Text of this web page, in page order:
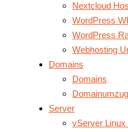
Nextcloud
WordPress
WordPress
Webhosting
Domains
Domains
Domainumzug
Server
vServer Linux